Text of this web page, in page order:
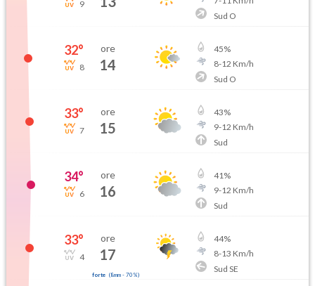
9
Sud O
32°
8
ore
14
45%
8-12 Km/h
Sud O
33°
7
ore
15
43%
9-12 Km/h
Sud
34°
6
ore
16
41%
9-12 Km/h
Sud
33°
4
ore
17
forte (8mm- 70 %)
44%
8-13 Km/h
Sud SE